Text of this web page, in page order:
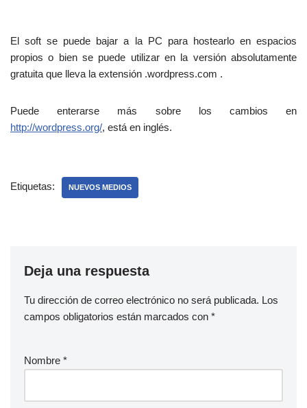
El soft se puede bajar a la PC para hostearlo en espacios
propios o bien se puede utilizar en la versión absolutamente
gratuita que lleva la extensión .wordpress.com .
Puede enterarse más sobre los cambios en
http://wordpress.org/, está en inglés.
Etiquetas: NUEVOS MEDIOS
Deja una respuesta
Tu dirección de correo electrónico no será publicada. Los
campos obligatorios están marcados con *
Nombre *